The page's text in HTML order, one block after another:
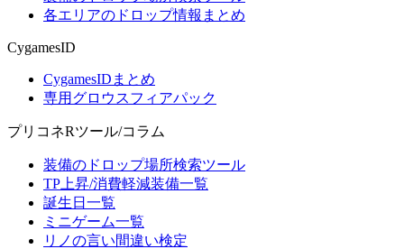
各エリアのドロップ情報まとめ
CygamesID
CygamesIDまとめ
専用グロウスフィアパック
プリコネRツール/コラム
装備のドロップ場所検索ツール
TP上昇/消費軽減装備一覧
誕生日一覧
ミニゲーム一覧
リノの言い間違い検定